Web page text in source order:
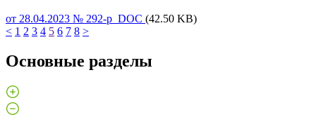
от 28.04.2023 № 292-р DOC (42.50 KB)
< 1 2 3 4 5 6 7 8 >
Основные разделы